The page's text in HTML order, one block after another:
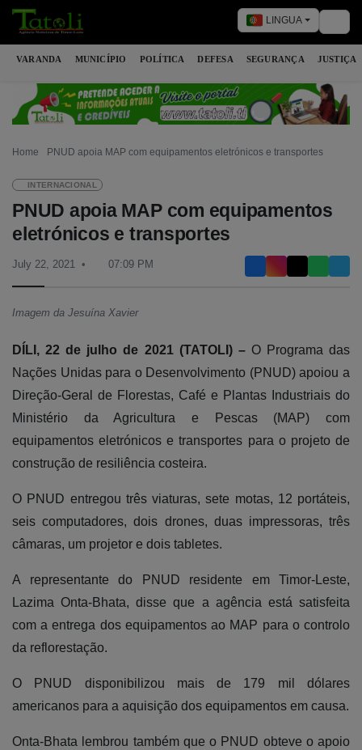
LINGUA
VARANDA MUNICÍPIO POLÍTICA DEFESA SEGURANÇA JUSTIÇA
Home PNUD apoia MAP com equipamentos eletrónicos e transportes
INTERNACIONAL
PNUD apoia MAP com equipamentos
eletrónicos e transportes
July 22, 2021 07:09 PM
Imagem da Jesuína Xavier
DÍLI, 22 de julho de 2021 (TATOLI) –O Programa das
Nações Unidas para o Desenvolvimento (PNUD) apoiou a
Direção-Geral de Florestas, Café e Plantas Industriais do
Ministério da Agricultura e Pescas (MAP) com
equipamentos eletrónicos e transportes para o projeto de
construção de resiliência costeira.
O PNUD entregou três viaturas, sete motas, 12 portáteis,
seis computadores, dois drones, duas impressoras, três
câmaras, um projetor e dois tabletes.
A representante do PNUD residente em Timor-Leste,
Lazima Onta-Bhata, disse que a agência está satisfeita
com a entrega dos equipamentos ao MAP para o controlo
da reflorestação.
O PNUD disponibilizou mais de 179 mil dólares
americanos para a aquisição dos equipamentos em causa.
Onta-Bhata lembrou também que o PNUD obteve o apoio